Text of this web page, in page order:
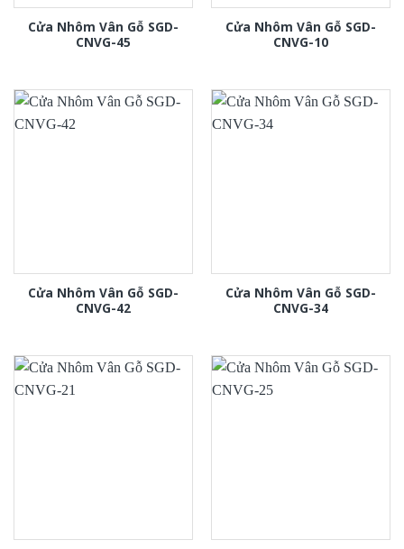
Cửa Nhôm Vân Gỗ SGD-
CNVG-45
Cửa Nhôm Vân Gỗ SGD-
CNVG-10
Cửa Nhôm Vân Gỗ SGD-
CNVG-42
Cửa Nhôm Vân Gỗ SGD-
CNVG-34